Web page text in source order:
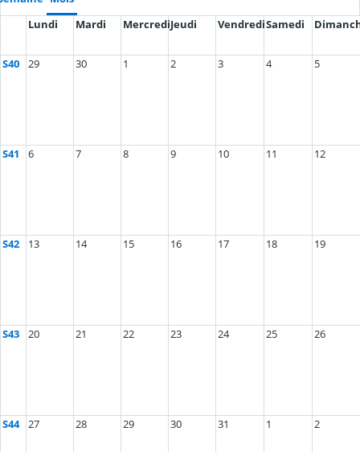
Lundi
Mardi MercrediJeudi VendrediSamedi
S40 29 30 1 2 3 4 5
S41 6 7 8 9 10 11 12
S42 13 14 15 16 17 18 19
S43 20 21 22 23 24 25 26
S44 27 28 29 30 31 1 2